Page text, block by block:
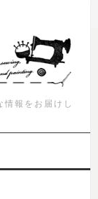
報をお届けし